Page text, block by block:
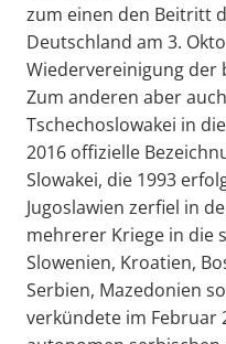
zum einen den Beitritt
Deutschland am 3.
Wiedervereinigung der
Zum anderen aber
Tschechoslowakei in
2016 offizielle
Slowakei, die 1993
Jugoslawien zerfiel in
mehrerer Kriege in die
Slowenien, Kroatien,
Serbien, Mazedonien
verkündete im Februar